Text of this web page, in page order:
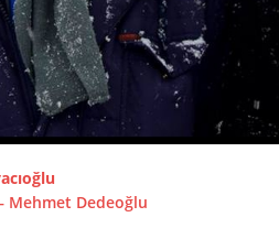
Mehmet Dedeoğlu